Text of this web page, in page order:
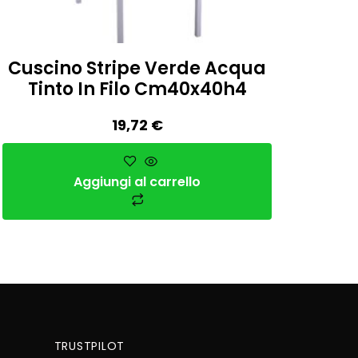
Cuscino Stripe Verde Acqua
Tinto In Filo Cm40x40h4
19,72 €
Aggiungi al carrello
TRUSTPILOT